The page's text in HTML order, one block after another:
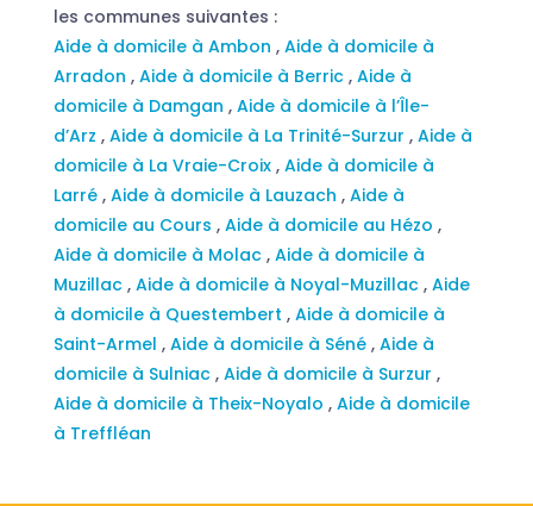
les communes suivantes :
Aide à domicile à Ambon , Aide à domicile à
Arradon , Aide à domicile à Berric , Aide à
domicile à Damgan , Aide à domicile à l’Île-
d’Arz , Aide à domicile à La Trinité-Surzur , Aide à
domicile à La Vraie-Croix , Aide à domicile à
Larré , Aide à domicile à Lauzach , Aide à
domicile au Cours , Aide à domicile au Hézo ,
Aide à domicile à Molac , Aide à domicile à
Muzillac , Aide à domicile à Noyal-Muzillac , Aide
à domicile à Questembert , Aide à domicile à
Saint-Armel , Aide à domicile à Séné , Aide à
domicile à Sulniac , Aide à domicile à Surzur ,
Aide à domicile à Theix-Noyalo , Aide à domicile
à Treffléan